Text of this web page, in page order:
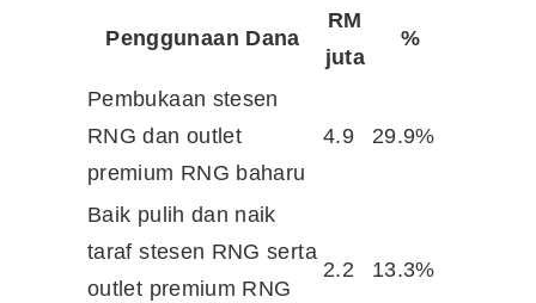
Penggunaan Dana
RM
juta
%
Pembukaan stesen
RNG dan outlet
premium RNG baharu
4.9 29.9%
Baik pulih dan naik
taraf stesen RNG serta
outlet premium RNG
2.2 13.3%